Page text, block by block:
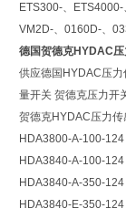
ETS300-、
VM2D-、0160D-、
德国贺德克HYDAC
供应德国HYDAC压
量开关 贺德克压力开
贺德克HYDAC压力传
HDA3800-A-100-
HDA3840-A-100-
HDA3840-A-350-
HDA3840-E-350-